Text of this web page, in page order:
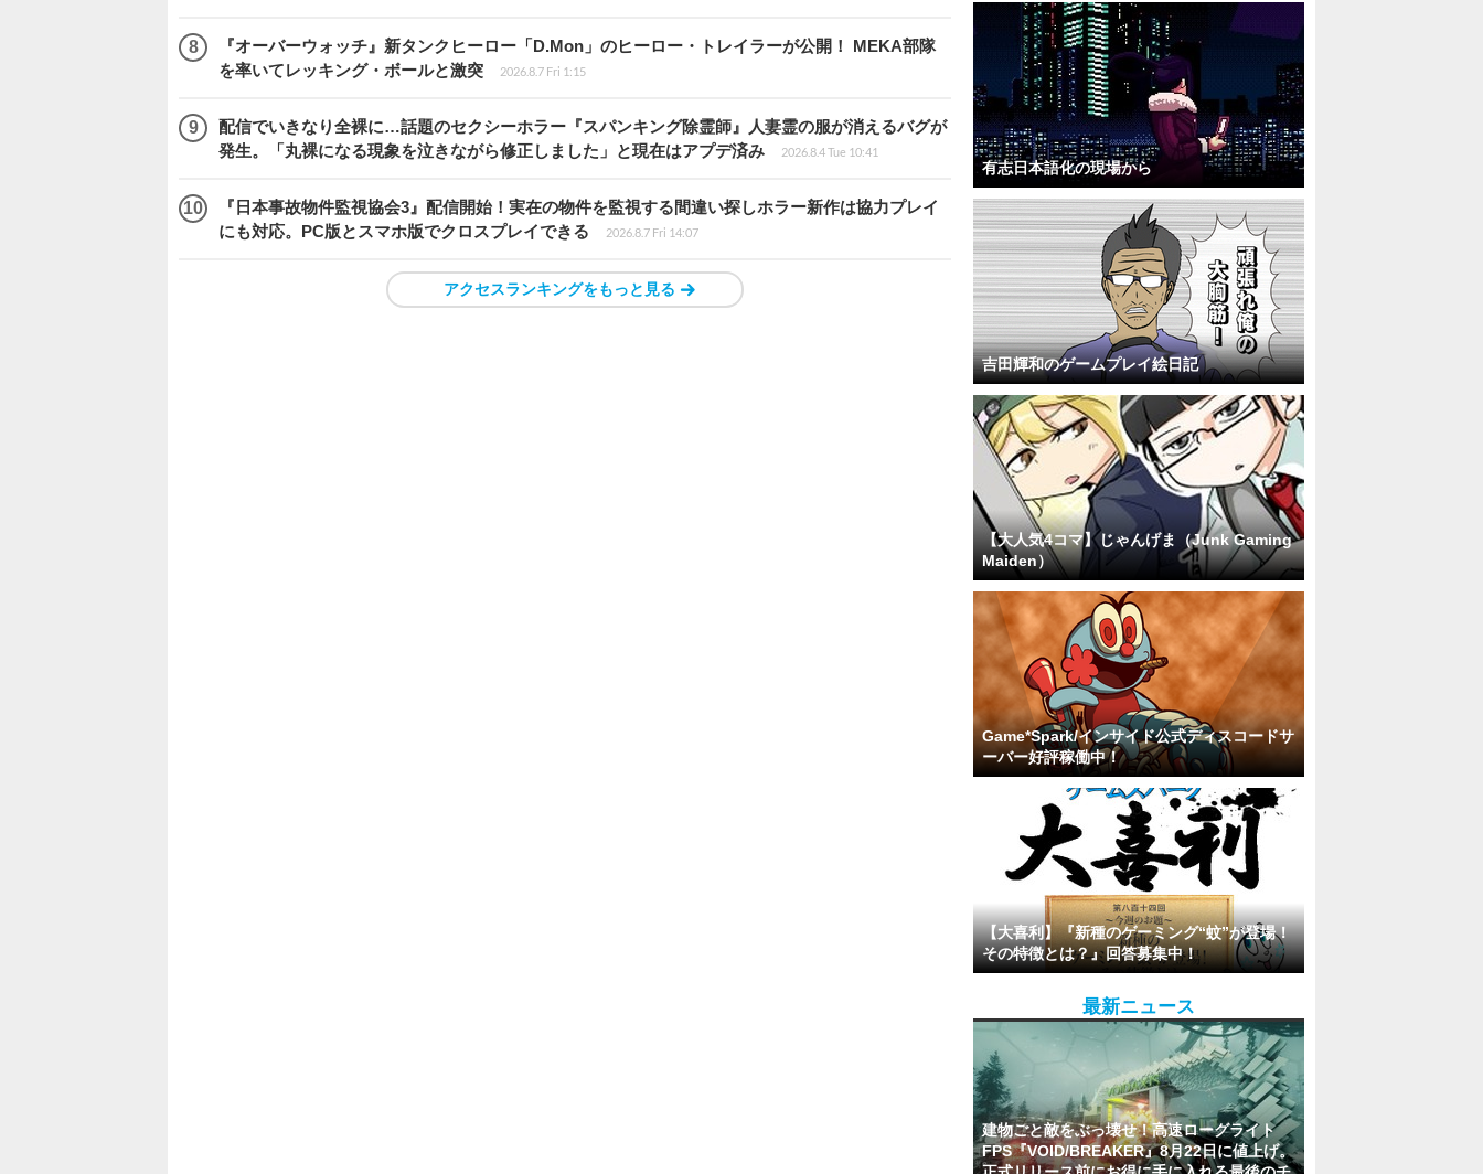
『オーバーウォッチ』新タンクヒーロー「D.Mon」のヒーロー・トレイラーが公開！ MEKA部隊
を率いてレッキング・ボールと激突
2026.8.7 Fri 1:15
配信でいきなり全裸に…話題のセクシーホラー『スパンキング除霊師』人妻霊の服が消えるバグが
発生。「丸裸になる現象を泣きながら修正しました」と現在はアプデ済み
2026.8.4 Tue 10:41
『日本事故物件監視協会3』配信開始！実在の物件を監視する間違い探しホラー新作は協力プレイ
にも対応。PC版とスマホ版でクロスプレイできる
2026.8.7 Fri 14:07
アクセスランキングをもっと見る
有志日本語化の現場から
吉田輝和のゲームプレイ絵日記
【大人気4コマ】じゃんげま（Junk Gaming
Maiden）
Game*Spark/インサイド公式ディスコードサ
ーバー好評稼働中！
【大喜利】『新種のゲーミング“蚊”が登場！
その特徴とは？』回答募集中！
最新ニュース
建物ごと敵をぶっ壊せ！高速ローグライト
FPS『VOID/BREAKER』8月22日に値上げ。